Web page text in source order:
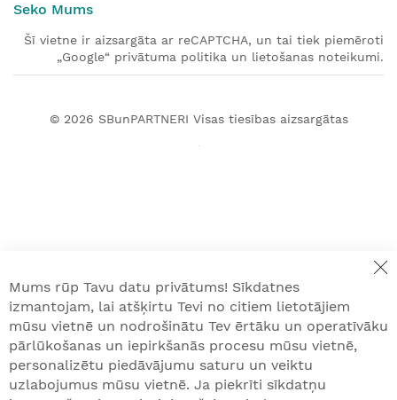
Seko Mums
Šī vietne ir aizsargāta ar reCAPTCHA, un tai tiek piemēroti
„Google“ privātuma politika un lietošanas noteikumi.
© 2026 SBunPARTNERI Visas tiesības aizsargātas
Mums rūp Tavu datu privātums! Sīkdatnes
izmantojam, lai atšķirtu Tevi no citiem lietotājiem
mūsu vietnē un nodrošinātu Tev ērtāku un operatīvāku
pārlūkošanas un iepirkšanās procesu mūsu vietnē,
personalizētu piedāvājumu saturu un veiktu
uzlabojumus mūsu vietnē. Ja piekrīti sīkdatņu